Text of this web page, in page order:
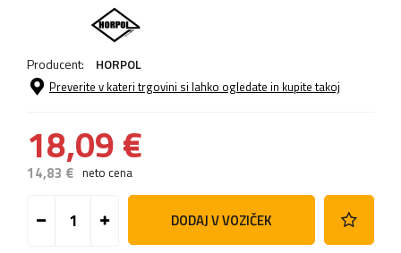
Producent: HORPOL
Preverite v kateri trgovini si lahko ogledate in kupite takoj
18,09 €
14,83 € neto cena
DODAJ V VOZIČEK